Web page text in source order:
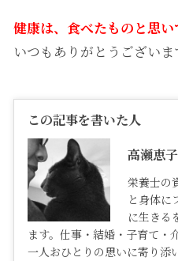
健康は、食べたものと思い
いつもありがとうございま
この記事を書いた人
高瀬恵子
栄養士の
と身体に
に生きる
ます。仕事・結婚・子育て・
一人おひとりの思いに寄り添